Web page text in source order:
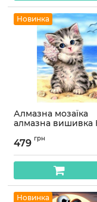
Новинка
Алмазна мозаїка
алмазна вишивка
Артикул:
479 грн
Новинка